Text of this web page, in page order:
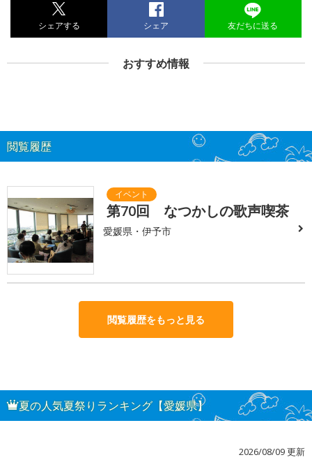
シェアする シェア 友だちに送る
おすすめ情報
閲覧履歴
第70回 なつかしの歌声喫茶
愛媛県・伊予市
閲覧履歴をもっと見る
夏の人気夏祭りランキング【愛媛県】
2026/08/09 更新